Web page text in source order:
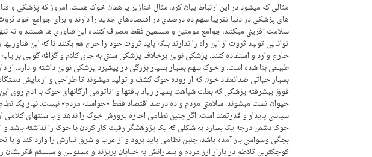
مثالی که میشود در این ارتباط بیان کرد، مثال خنازیر یا همان خوک هست. امروز که پزشکی و
های پزشکی در دنیا تقریبا سهم ده درصدی در اقتصادهای جدید را دارند و برای جوامع خود
سلامت آفرینی میکنند، جوامع مومنین و مسلمین فقط مصرف کننده این فناوری ها هستند و نه
توانایی تولید ثروت از این راه را ندارند بلکه باید ثروت خود را خرج هم بکنند تا که این فناوریها
خارج وارد و استفاده کنند. پزشکی نوین برخلاف پزشکی سنتی به جای کلام و گزافه گویی بر
طبیعی بنا شده است. و خوک سهم بسیار بسیار بزرگی در پیشبرد پزشکی نوین داشته و دارد. از
بسیار حیاتی ضدانعقاد خون که از روده خوک کشف و تولید میشوند تا طراحی و آزمایش
فوق پیشرفته پزشکی که بعلت شباهت بسیار زیاد بافتها و آناتومی ارگانهای خوک با آدم روی این
حیوان تست میشوند. سلامتی مردم و ده درصد اقتصاد فقط «خواسته مردم» نیست. نیاز یک نظام
سیاسی پایدار و قدرتمند است. اگر چنین نظامی اجازه پرورش خوک را ندهد و با سنتهای کلامی
خوک دشمن درجه یک بسازد به شکلی که یک پژوهشگر رقبت کار کردن با خوک را نداشته باشد و
بچگی وسواسی بار آمده باشد، چنین نظامی باید برود و از غرب و شرق نیازش را وارد کند و با
کوچکترین تلاطم در بازار ارز مردم و بیمارانش به خیابان بریزند و مسئولین و سیستم فکریشان